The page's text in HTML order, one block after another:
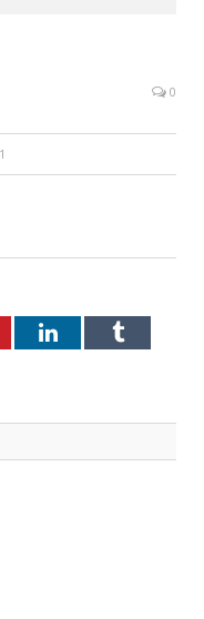
0
LinkedInTumblr